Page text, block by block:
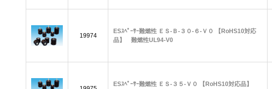
19974
ESｽﾍﾟｰｻｰ難燃性 ＥＳ-Ｂ-３０-６-Ｖ０ 【RoHS10対応
品】 難燃性UL94-V0
ESｽﾍﾟｰｻｰ難燃性 ＥＳ-３５-Ｖ０ 【RoHS10対応品】